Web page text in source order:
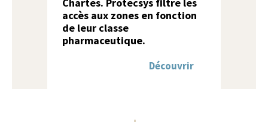
accès aux zones en fonction
de leur classe
pharmaceutique.
Découvrir